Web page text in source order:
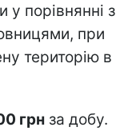
у порівнянні з
при
територію в
грн за добу.